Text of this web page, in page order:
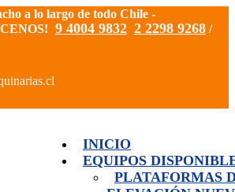
a lo largo de todo Chile -
9 4004 9832 2 2298 9268 /
INICIO
EQUIPOS
PLATAFORMAS